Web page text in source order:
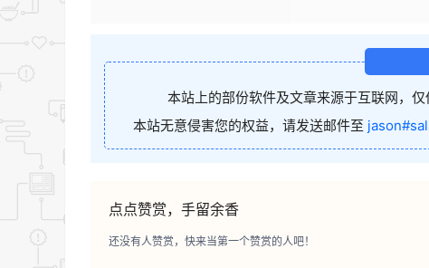
本站上的部份软件及文章来源于互联网，
本站无意侵害您的权益，请发送邮件至
点点赞赏，手留余香
还没有人赞赏，快来当第一个赞赏的人吧！